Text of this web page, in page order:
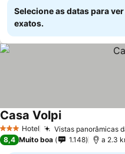
Selecione as datas para
exatos.
3 EstrelasHotel Vistas panorâmicas
Casa Volpi
8,4 Muito boa 1.148 a 2.3